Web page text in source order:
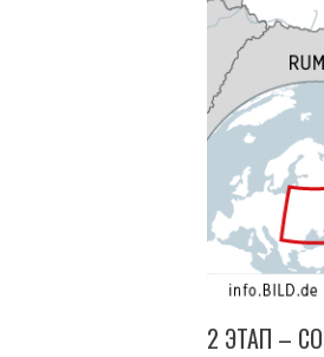
2 ЭТАП –